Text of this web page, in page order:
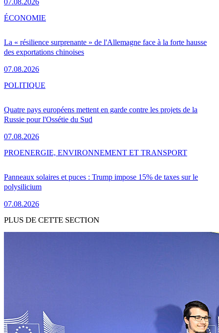
07.08.2026
La « résilience surprenante » de l'Allemagne face à la forte hausse
des exportations chinoises
07.08.2026
ÉCONOMIE
Quatre pays européens mettent en garde contre les projets de la
Russie pour l'Ossétie du Sud
07.08.2026
POLITIQUE
Panneaux solaires et puces : Trump impose 15% de taxes sur le
polysilicium
07.08.2026
PROENERGIE, ENVIRONNEMENT ET TRANSPORT
PLUS DE CETTE SECTION